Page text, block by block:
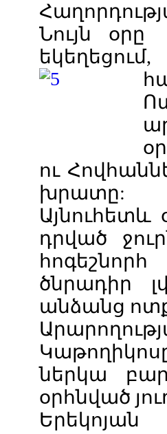
Նույն
ու
խրատը:
դրված
ծնրադիր
անձանց
ներկա
օրհնված